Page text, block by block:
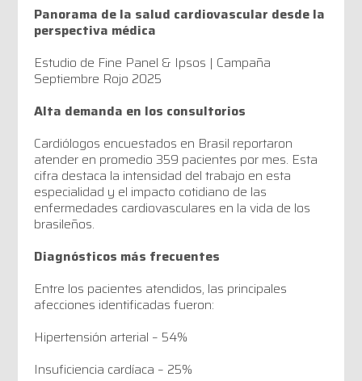
Panorama de la salud cardiovascular desde la
perspectiva médica
Estudio de Fine Panel & Ipsos | Campaña
Septiembre Rojo 2025
Alta demanda en los consultorios
Cardiólogos encuestados en Brasil reportaron
atender en promedio 359 pacientes por mes. Esta
cifra destaca la intensidad del trabajo en esta
especialidad y el impacto cotidiano de las
enfermedades cardiovasculares en la vida de los
brasileños.
Diagnósticos más frecuentes
Entre los pacientes atendidos, las principales
afecciones identificadas fueron:
Hipertensión arterial – 54%
Insuficiencia cardíaca – 25%